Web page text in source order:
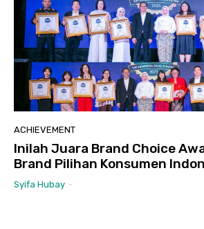
ACHIEVEMENT
Inilah Juara Brand Choice
Brand Pilihan Konsumen
Syifa Hubay -